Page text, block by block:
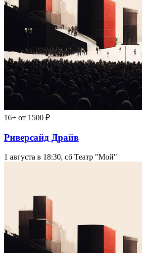
16+ от 1500 ₽
Риверсайд Драйв
1 августа в 18:30, сб Театр "Мой"